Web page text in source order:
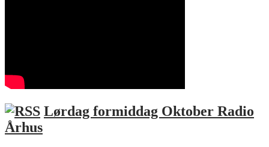
Lørdag formiddag Oktober Radio
Århus